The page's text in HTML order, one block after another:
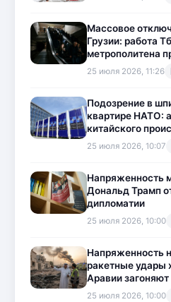
Массовое
Грузии: работа
метрополитена
25 июля 2026, 11:26
Подозрение в
квартире НАТО:
китайского
25 июля 2026, 10:07
Напряженность
Дональд Трамп
дипломатии
25 июля 2026, 10:00
Напряженность
ракетные удары
Аравии
25 июля 2026, 10:00